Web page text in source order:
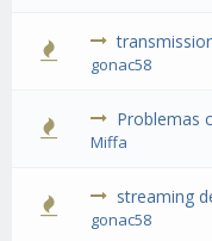
gonac58
Problemas
Miffa
streaming
gonac58